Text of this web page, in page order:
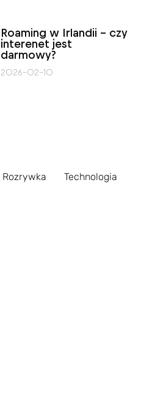
Roaming w Irlandii – czy
interenet jest
darmowy?
2026-02-10
Rozrywka Technologia